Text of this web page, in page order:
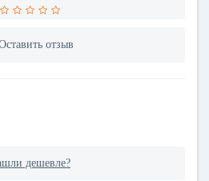
отзыв
дешевле?